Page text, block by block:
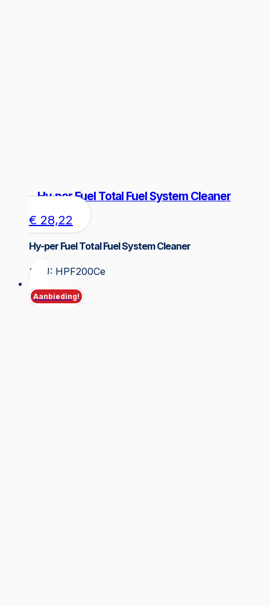
Hy-per Fuel Total Fuel System Cleaner
€ 28,22
Hy-per Fuel Total Fuel System Cleaner
SKU: HPF200Ce
Aanbieding!